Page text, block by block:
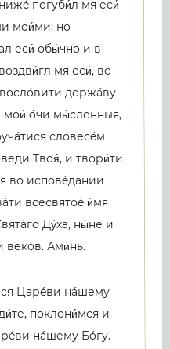
погуби́л мя еси́
мои́ми; но
еси́ обы́чно и в
мя еси́, во
держáву
мои́ óчи мы́сленныя,
словесéм
Твоя́, и твори́ти
во исповéдании
всесвятоé и́мя
Ду́ха, ны́не и
векóв. Ами́нь.
Царéви нáшему
поклони́мся и
нáшему Бóгу.